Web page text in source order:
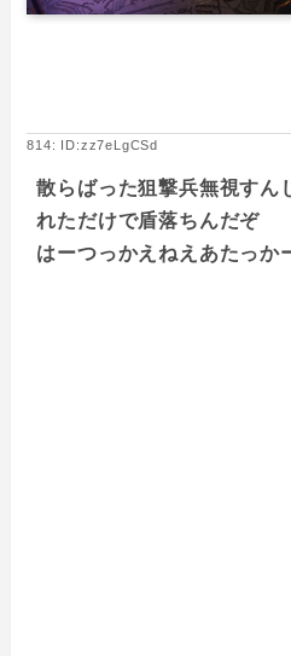
814: ID:zz7eLgCSd
散らばった狙撃兵無視すん
れただけで盾落ちんだぞ
はーつっかえねえあたっか